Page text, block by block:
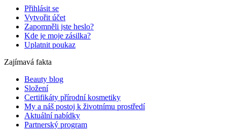
Přihlásit se
Vytvořit účet
Zapomněli jste heslo?
Kde je moje zásilka?
Uplatnit poukaz
Zajímavá fakta
Beauty blog
Složení
Certifikáty přírodní kosmetiky
My a náš postoj k životnímu prostředí
Aktuální nabídky
Partnerský program